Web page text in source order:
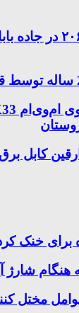
کابل برق
برای خنک
شارژ
مختل